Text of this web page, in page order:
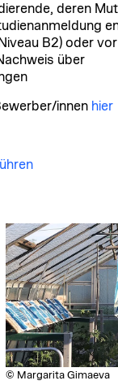
deren
B2) oder
über
innen hier
© Margarita Gimaeva